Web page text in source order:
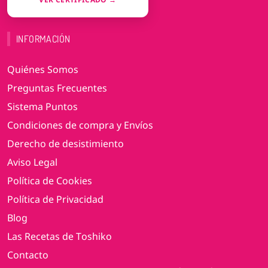
INFORMACIÓN
Quiénes Somos
Preguntas Frecuentes
Sistema Puntos
Condiciones de compra y Envíos
Derecho de desistimiento
Aviso Legal
Política de Cookies
Política de Privacidad
Blog
Las Recetas de Toshiko
Contacto